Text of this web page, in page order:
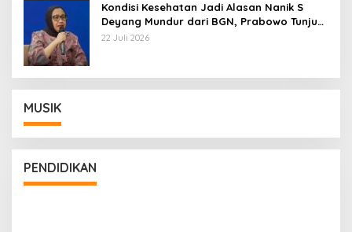
Kondisi Kesehatan Jadi Alasan Nanik S
Deyang Mundur dari BGN, Prabowo Tunjuk
Wamentan Sudaryono
22 Juli 2026
MUSIK
PENDIDIKAN